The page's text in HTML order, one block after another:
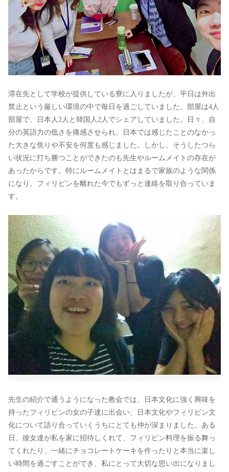
滞在先として学校が提供している寮に入りましたが、平日は外出
禁止という厳しい環境の中で毎日を過ごしていました。部屋は4人
部屋で、日本人2人と韓国人2人でシェアしていました。日々、自
分の英語力の低さを痛感させられ、日本では感じたことのなかっ
た大きな焦りや不安を何度も感じました。しかし、そうしたつら
い状況に打ち勝つことができたのも先生やルームメイトの存在が
あったからです。特にルームメイトとはまるで家族のような関係
になり、フィリピンを離れた今でもずっと連絡を取り合っていま
す。
先生の紹介で通うようになった教会では、日本文化に強く興味を
持ったフィリピンの女の子達に出会い、日本文化やフィリピン文
化について語り合っていくうちにとても仲が深まりました。ある
日、彼女達が私を家に招待しくれて、フィリピン料理を振る舞っ
てくれたり、一緒にチョコレートケーキを作ったりと本当に楽し
い時間を過ごすことができ、私にとって大切な思い出になりまし